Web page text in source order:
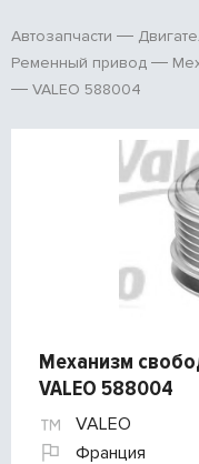
Автозапчасти
Ременный привод
VALEO 588004
Механизм
VALEO 588004
VALEO
Франция